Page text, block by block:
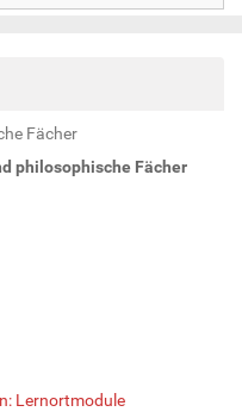
Fächer
philosophische Fächer
Lernortmodule